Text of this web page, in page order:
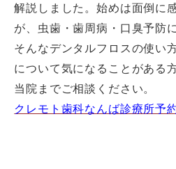
解説しました。始めは面倒に
が、虫歯・歯周病・口臭予防
そんなデンタルフロスの使い
について気になることがある
当院までご相談ください。
クレモト歯科なんば診療所予